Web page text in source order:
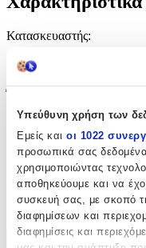
Υπεύθυνη χρήση των
Εμείς και οι 1022
προσωπικά σας
χρησιμοποιώντας
αποθηκεύουμε και να
συσκευή σας, με σκοπό
διαφημίσεων και
διαφημίσεις και
Κατασκευαστής:
Όχι
Φωσφοριζέ:
Όχι